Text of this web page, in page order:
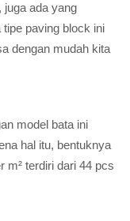
juga ada yang
paving block ini
dengan mudah kita
model bata ini
hal itu, bentuknya
m² terdiri dari 44 pcs